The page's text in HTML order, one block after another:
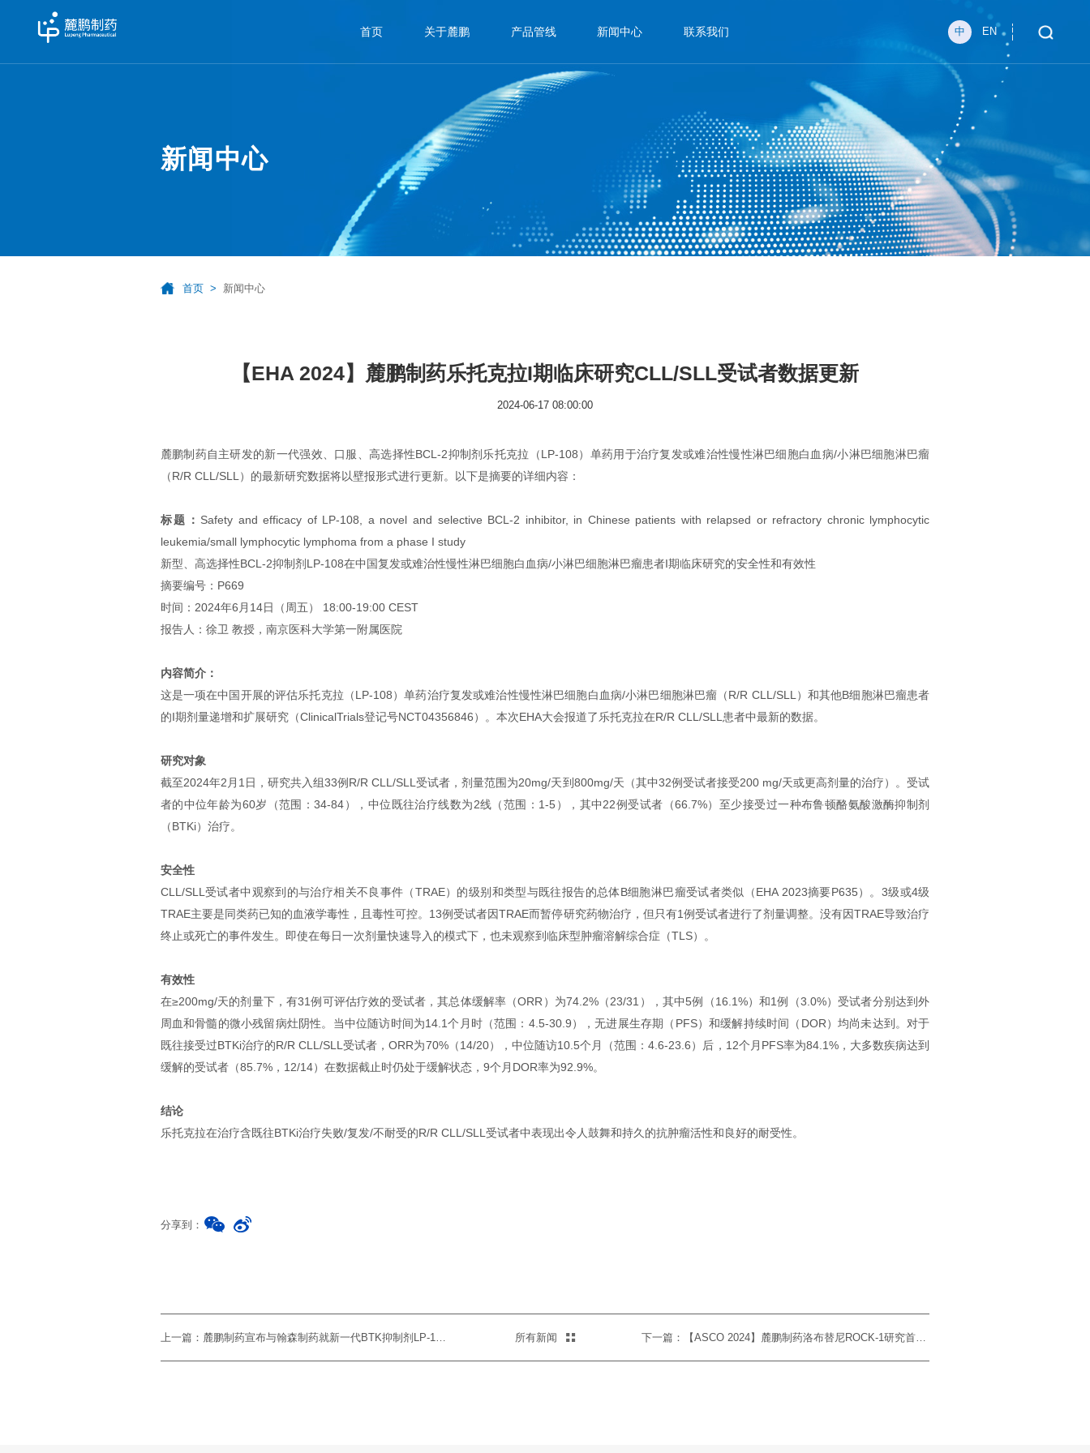
首页 关于麓鹏 产品管线 新闻中心 联系我们 中 EN
新闻中心
首页 新闻中心
【EHA 2024】麓鹏制药乐托克拉I期临床研究CLL/SLL受试者数据更新
2024-06-17 08:00:00
麓鹏制药自主研发的新一代强效、口服、高选择性BCL-2抑制剂乐托克拉（LP-108）单药用于治疗复发或难治性慢性淋巴细胞白血病/小淋巴细胞淋巴瘤
（R/R CLL/SLL）的最新研究数据将以壁报形式进行更新。以下是摘要的详细内容：
标题： Safety and efficacy of LP-108, a novel and selective BCL-2 inhibitor, in Chinese patients with relapsed or refractory chronic lymphocytic
leukemia/small lymphocytic lymphoma from a phase I study
新型、高选择性BCL-2抑制剂LP-108在中国复发或难治性慢性淋巴细胞白血病/小淋巴细胞淋巴瘤患者I期临床研究的安全性和有效性
摘要编号：P669
时间：2024年6月14日（周五） 18:00-19:00 CEST
报告人：徐卫 教授，南京医科大学第一附属医院
内容简介：
这是一项在中国开展的评估乐托克拉（LP-108）单药治疗复发或难治性慢性淋巴细胞白血病/小淋巴细胞淋巴瘤（R/R CLL/SLL）和其他B细胞淋巴瘤患者
的I期剂量递增和扩展研究（ClinicalTrials登记号NCT04356846）。本次EHA大会报道了乐托克拉在R/R CLL/SLL患者中最新的数据。
研究对象
截至2024年2月1日，研究共入组33例R/R CLL/SLL受试者，剂量范围为20mg/天到800mg/天（其中32例受试者接受200 mg/天或更高剂量的治疗）。受试
者的中位年龄为60岁（范围：34-84），中位既往治疗线数为2线（范围：1-5），其中22例受试者（66.7%）至少接受过一种布鲁顿酪氨酸激酶抑制剂
（BTKi）治疗。
安全性
CLL/SLL受试者中观察到的与治疗相关不良事件（TRAE）的级别和类型与既往报告的总体B细胞淋巴瘤受试者类似（EHA 2023摘要P635）。3级或4级
TRAE主要是同类药已知的血液学毒性，且毒性可控。13例受试者因TRAE而暂停研究药物治疗，但只有1例受试者进行了剂量调整。没有因TRAE导致治疗
终止或死亡的事件发生。即使在每日一次剂量快速导入的模式下，也未观察到临床型肿瘤溶解综合症（TLS）。
有效性
在≥200mg/天的剂量下，有31例可评估疗效的受试者，其总体缓解率（ORR）为74.2%（23/31），其中5例（16.1%）和1例（3.0%）受试者分别达到外
周血和骨髓的微小残留病灶阴性。当中位随访时间为14.1个月时（范围：4.5-30.9），无进展生存期（PFS）和缓解持续时间（DOR）均尚未达到。对于
既往接受过BTKi治疗的R/R CLL/SLL受试者，ORR为70%（14/20），中位随访10.5个月（范围：4.6-23.6）后，12个月PFS率为84.1%，大多数疾病达到
缓解的受试者（85.7%，12/14）在数据截止时仍处于缓解状态，9个月DOR率为92.9%。
结论
乐托克拉在治疗含既往BTKi治疗失败/复发/不耐受的R/R CLL/SLL受试者中表现出令人鼓舞和持久的抗肿瘤活性和良好的耐受性。
分享到：
上一篇：麓鹏制药宣布与翰森制药就新一代BTK抑制剂LP-168达成合作 下一篇：【ASCO 2024】麓鹏制药洛布替尼ROCK-1研究首次亮相
所有新闻